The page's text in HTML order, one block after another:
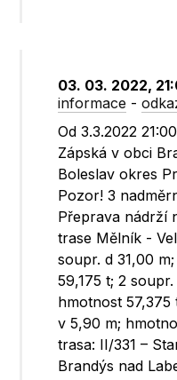
03. 03. 2022,
informace -
Od 3.3.2022
Zápská v obci
Boleslav okres
Pozor! 3
Přeprava nádrží
trase Mělník -
soupr. d 31,00
59,175 t; 2
hmotnost 57,375
v 5,90 m;
trasa: II/331 –
Brandýs nad